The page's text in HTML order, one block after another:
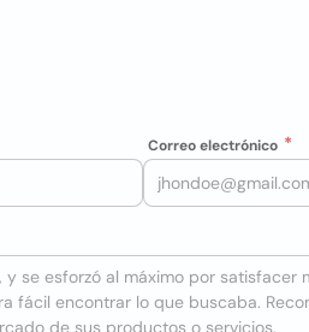
Correo electrónico